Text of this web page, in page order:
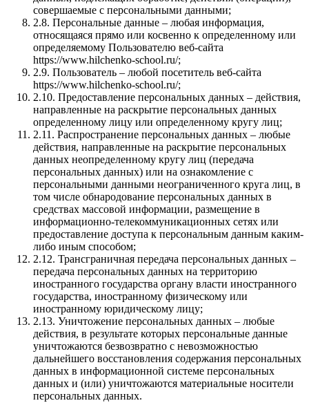
совершаемые с персональными данными;
2.8. Персональные данные – любая информация,
относящаяся прямо или косвенно к определенному или
определяемому Пользователю веб-сайта
https://www.hilchenko-school.ru/;
2.9. Пользователь – любой посетитель веб-сайта
https://www.hilchenko-school.ru/;
2.10. Предоставление персональных данных – действия,
направленные на раскрытие персональных данных
определенному лицу или определенному кругу лиц;
2.11. Распространение персональных данных – любые
действия, направленные на раскрытие персональных
данных неопределенному кругу лиц (передача
персональных данных) или на ознакомление с
персональными данными неограниченного круга лиц, в
том числе обнародование персональных данных в
средствах массовой информации, размещение в
информационно-телекоммуникационных сетях или
предоставление доступа к персональным данным каким-
либо иным способом;
2.12. Трансграничная передача персональных данных –
передача персональных данных на территорию
иностранного государства органу власти иностранного
государства, иностранному физическому или
иностранному юридическому лицу;
2.13. Уничтожение персональных данных – любые
действия, в результате которых персональные данные
уничтожаются безвозвратно с невозможностью
дальнейшего восстановления содержания персональных
данных в информационной системе персональных
данных и (или) уничтожаются материальные носители
персональных данных.